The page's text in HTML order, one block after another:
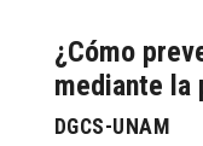
¿Cómo
mediante la
DGCS-UNAM